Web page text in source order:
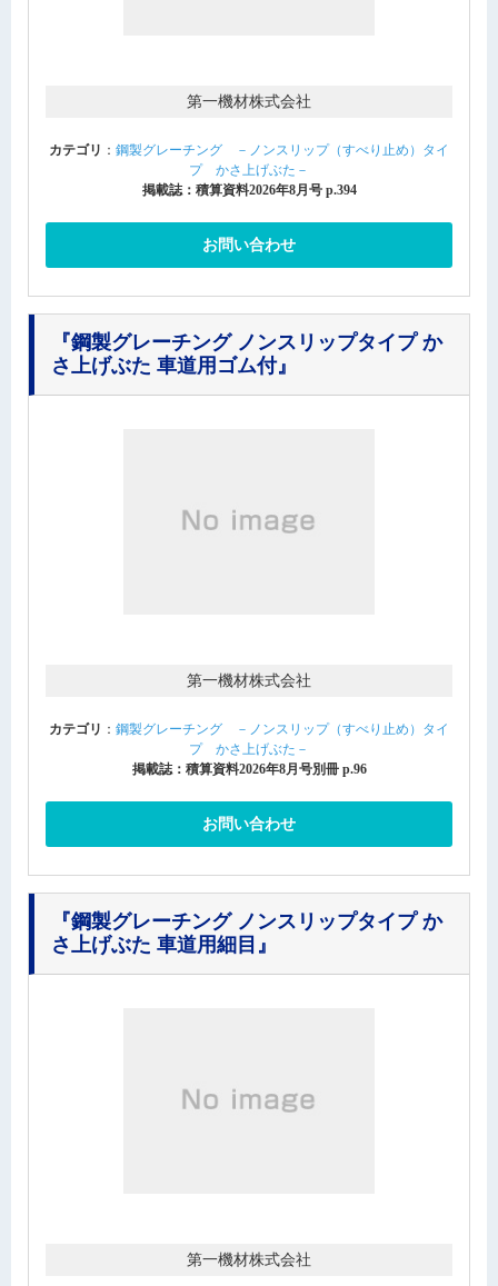
第一機材株式会社
カテゴリ ： 鋼製グレーチング －ノンスリップ（すべり止め）タイ
プ かさ上げぶた－
掲載誌：積算資料2026年8月号 p.394
お問い合わせ
『鋼製グレーチング ノンスリップタイプ か
さ上げぶた 車道用ゴム付』
第一機材株式会社
カテゴリ ： 鋼製グレーチング －ノンスリップ（すべり止め）タイ
プ かさ上げぶた－
掲載誌：積算資料2026年8月号別冊 p.96
お問い合わせ
『鋼製グレーチング ノンスリップタイプ か
さ上げぶた 車道用細目』
第一機材株式会社